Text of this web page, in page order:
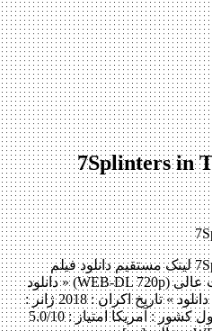
دانلود فیلم 7Splinters in Time 2018 لینک مستقیم دانلود فیلم
7Splinters in Time 2018 با کیفیت عالی (WEB-DL 720p) « دانلود
رایگان با لینک مستقیم از هستی دانلود » تاریخ اکران : 2018 ژانر :
علمی تخیلی , هیجان انگیز محصول کشور : آمریکا امتیاز : 5.0/10